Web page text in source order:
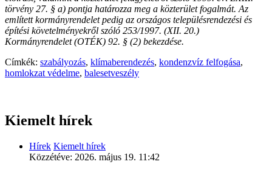
törvény 27. § a) pontja határozza meg a közterület fogalmát. Az
említett kormányrendelet pedig az országos településrendezési és
építési követelményekről szóló 253/1997. (XII. 20.)
Kormányrendelet (OTÉK) 92. § (2) bekezdése.
Címkék: szabályozás, klímaberendezés, kondenzvíz felfogása,
homlokzat védelme, balesetveszély
Kiemelt hírek
Hírek Kiemelt hírek
Közzétéve: 2026. május 19. 11:42